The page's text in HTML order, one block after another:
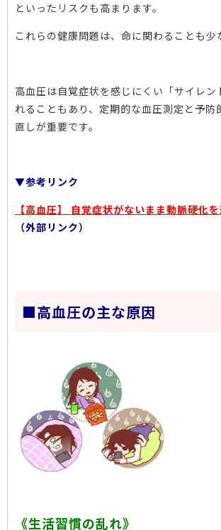
といったリスクも高まります。
これらの健康問題は、命に関わることも少
高血圧は自覚症状を感じにくい「サイレ
れることもあり、定期的な血圧測定と予防
直しが重要です。
▼参考リンク
【高血圧】 自覚症状がないまま動脈硬化
（外部リンク）
■高血圧の主な原因
《生活習慣の乱れ》